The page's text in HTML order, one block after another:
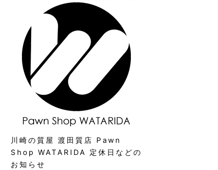
川崎の質屋 渡田質店 Pawn
Shop WATARIDA 定休日などの
お知らせ